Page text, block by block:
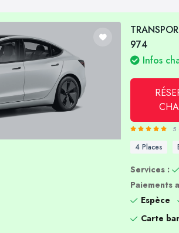
974
Infos
5
4 Places
Services :
Paiements
Espèce
Carte